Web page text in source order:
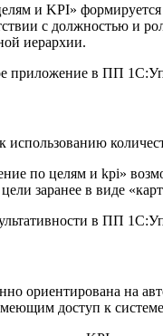
и KPI»
с должностью и
иерархии.
по целям и kpi»
заранее в виде
на
доступ к